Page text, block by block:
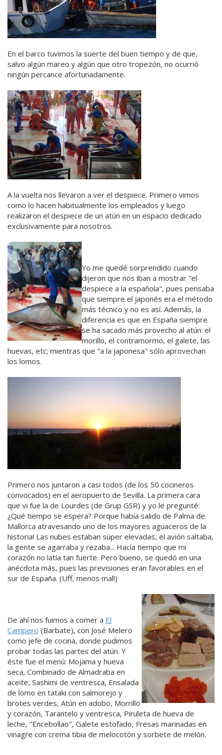
En el barco tuvimos la suerte del buen tiempo y de que,
salvo algún mareo y algún que otro tropezón, no ocurrió
ningún percance afortunadamente.
A la vuelta nos llevaron a ver el despiece. Primero vimos
como lo hacen habitualmente los empleados y luego
realizaron el despiece de un atún en un espacio dedicado
exclusivamente para nosotros.
Yo me quedé sorprendido cuando
dijeron que nos iban a mostrar "el
despiece a la española", pues pensaba
que siempre el japonés era el método
más técnico y no es así. Además, la
diferencia es que en España siempre
se ha sacado más provecho al atún: el
morillo, el contramormo, el galete, las
huevas, etc; mientras que "a la japonesa" sólo aprovechan
los lomos.
Primero nos juntaron a casi todos (de los 50 cocineros
convocados) en el aeropuerto de Sevilla. La primera cara
que vi fue la de Lourdes (de Grup GSR) y yo le pregunté:
¿Qué tiempo se espera? Porque había salido de Palma de
Mallorca atravesando uno de los mayores aguaceros de la
historia! Las nubes estaban súper elevadas, el avión saltaba,
la gente se agarraba y rezaba... Hacía tiempo que mi
corazón no latía tan fuerte. Pero bueno, se quedó en una
anécdota más, pues las previsiones eran favorables en el
sur de España. (Uff, menos mal!)
De ahí nos fuimos a comer a El
Campero (Barbate), con José Melero
como jefe de cocina, donde pudimos
probar todas las partes del atún. Y
éste fue el menú: Mojama y hueva
seca, Combinado de Almadraba en
aceite, Sashimi de ventresca, Ensalada
de lomo en tataki con salmorejo y
brotes verdes, Atún en adobo, Morrillo
y corazón, Tarantelo y ventresca, Piruleta de hueva de
leche, "Encebollao", Galete estofado, Fresas marinadas en
vinagre con crema tibia de melocotón y sorbete de melón.